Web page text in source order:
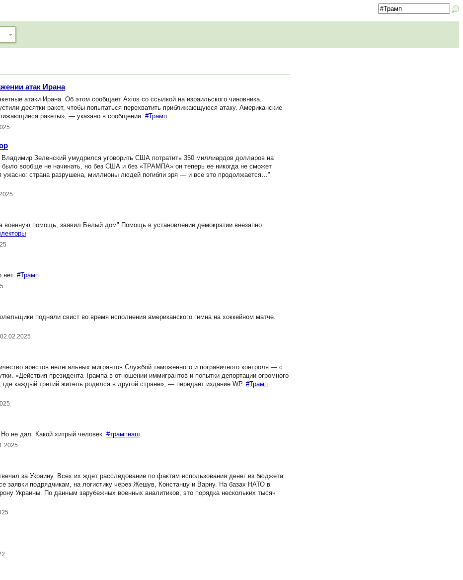
атак Ирана
атаки Ирана. Об этом сообщает Axios со ссылкой на израильского чиновника.
десятки ракет, чтобы попытаться перехватить приближающуюся атаку. Американские
ракеты», — указано в сообщении. #Трамп
Зеленский умудрился уговорить США потратить 350 миллиардов долларов на
вообще не начинать, но без США и без «ТРАМПА» он теперь ее никогда не сможет
ужасно: страна разрушена, миллионы людей погибли зря — и все это продолжается…"
помощь, заявил Белый дом" Помощь в установлении демократии внезапно
нет. #Трамп
подняли свист во время исполнения американского гимна на хоккейном матче.
арестов нелегальных мигрантов Службой таможенного и пограничного контроля — с
«Действия президента Трампа в отношении иммигрантов и попытки депортации огромного
каждый третий житель родился в другой стране», — передает издание WP. #Трамп
не дал. Какой хитрый человек. #трампнаш
за Украину. Всех их ждет расследование по фактам использования денег из бюджета
подрядчикам, на логистику через Жешув, Констанцу и Варну. На базах НАТО в
Украины. По данным зарубежных военных аналитиков, это порядка нескольких тысяч